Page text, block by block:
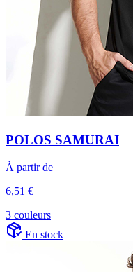
POLOS SAMURAI
À partir de
6,51 €
3 couleurs
En stock